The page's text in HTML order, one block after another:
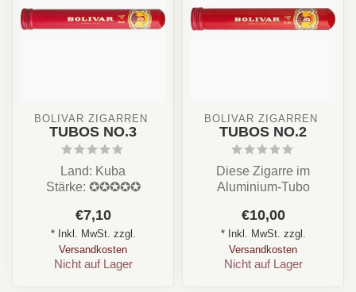
BOLIVAR ZIGARREN
TUBOS NO.3
Land: Kuba
Stärke: ✪✪✪✪✪
Pfeffer, Cremig
Format : Panetel...
€7,10
* Inkl. MwSt. zzgl.
Versandkosten
Nicht auf Lager
BOLIVAR ZIGARREN
TUBOS NO.2
Diese Zigarre im
Aluminium-Tubo
wie die gleich grosse
Peti...
€10,00
* Inkl. MwSt. zzgl.
Versandkosten
Nicht auf Lager